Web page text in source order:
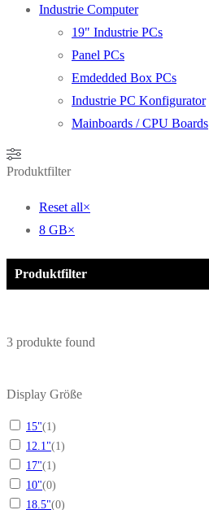
Industrie Computer
19" Industrie PCs
Panel PCs
Emdedded Box PCs
Industrie PC Konfigurator
Mainboards / CPU Boards
Produktfilter
Reset all×
8 GB×
Produktfilter
3 produkte found
Display Größe
15"(1)
12.1"(1)
17"(1)
10"(0)
18.5"(0)